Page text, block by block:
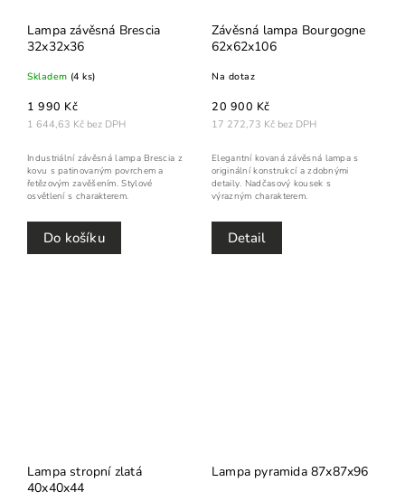
Lampa závěsná Brescia
32x32x36
Skladem (4 ks)
1 644,63 Kč bez DPH
1 990 Kč
Do košíku
Industriální závěsná lampa Brescia z
kovu s patinovaným povrchem a
řetězovým zavěšením. Stylové
osvětlení s charakterem.
Závěsná lampa Bourgogne
62x62x106
Na dotaz
17 272,73 Kč bez DPH
20 900 Kč
Detail
Elegantní kovaná závěsná lampa s
originální konstrukcí a zdobnými
detaily. Nadčasový kousek s
výrazným charakterem.
Lampa stropní zlatá
40x40x44
Lampa pyramida 87x87x96